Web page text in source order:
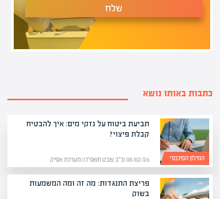
שלח
כתבות באותו נושא
המילון הפיננסי
תביעת ביטוח על נזקי מים: איך להבטיח
קבלת פיצוי?
08/02/26 (כ״ב שבט תשפ״ו) | מערכת אפיק
פריצת התנגדות: מה זה ומה המשמעות
בשוק